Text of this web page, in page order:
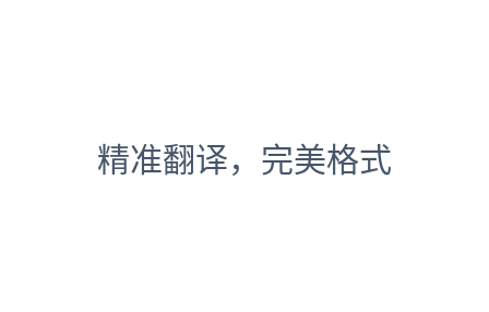
精准翻译，完美格式